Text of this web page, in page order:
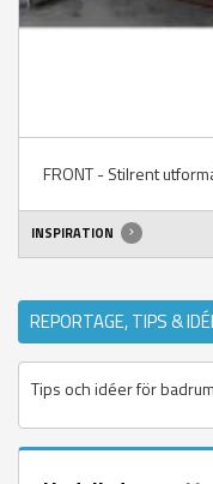
FRONT - Stilrent
INSPIRATION
REPORTAGE, TIPS &
Tips och idéer för